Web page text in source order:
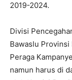
2019-2024.
Divisi
Bawaslu Provinsi
Peraga
namun harus di